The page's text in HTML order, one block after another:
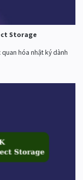
Storage
hóa nhật ký dành